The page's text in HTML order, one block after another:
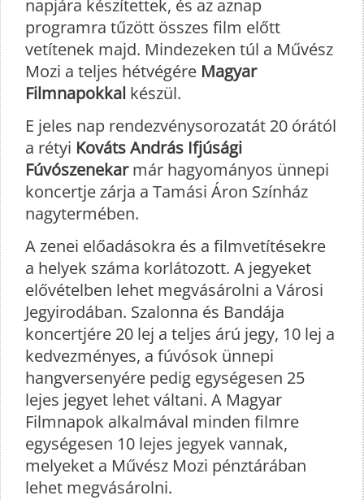
napjára készítettek, és az aznap
programra tűzött összes film előtt
vetítenek majd. Mindezeken túl a Művész
Mozi a teljes hétvégére Magyar
Filmnapokkal készül.
E jeles nap rendezvénysorozatát 20 órától
a rétyi Kováts András Ifjúsági
Fúvószenekarmár hagyományos ünnepi
koncertje zárja a Tamási Áron Színház
nagytermében.
A zenei előadásokra és a filmvetítésekre
a helyek száma korlátozott. A jegyeket
elővételben lehet megvásárolni a Városi
Jegyirodában. Szalonna és Bandája
koncertjére 20 lej a teljes árú jegy, 10 lej a
kedvezményes, a fúvósok ünnepi
hangversenyére pedig egységesen 25
lejes jegyet lehet váltani. A Magyar
Filmnapok alkalmával minden filmre
egységesen 10 lejes jegyek vannak,
melyeket a Művész Mozi pénztárában
lehet megvásárolni.